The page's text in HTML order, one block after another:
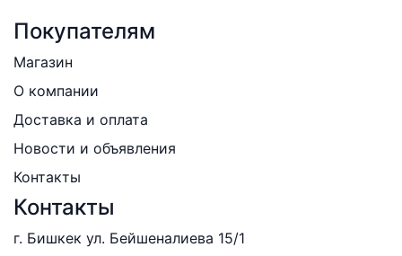
Покупателям
Магазин
О компании
Доставка и оплата
Новости и объявления
Контакты
Контакты
г. Бишкек ул. Бейшеналиева 15/1